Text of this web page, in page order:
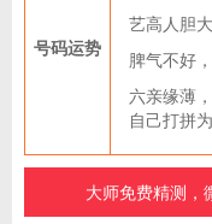
号码运势
艺高人胆
脾气不好
六亲缘薄
自己打拼为
大师免费精测，